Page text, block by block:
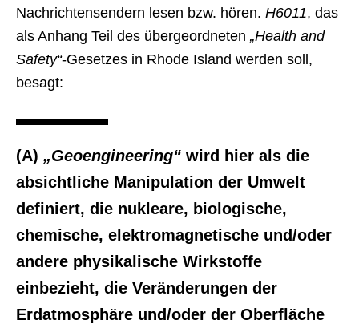
Nachrichtensendern lesen bzw. hören. H6011, das
als Anhang Teil des übergeordneten „Health and
Safety“-Gesetzes in Rhode Island werden soll,
besagt:
(A) „Geoengineering“ wird hier als die
absichtliche Manipulation der Umwelt
definiert, die nukleare, biologische,
chemische, elektromagnetische und/oder
andere physikalische Wirkstoffe
einbezieht, die Veränderungen der
Erdatmosphäre und/oder der Oberfläche